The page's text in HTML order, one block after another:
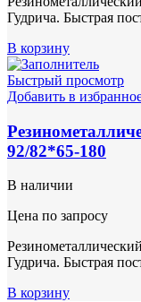
Гудрича. Быстрая
В корзину
Быстрый просмотр
Добавить в
92/82*65-180
В наличии
Цена по запросу
Гудрича. Быстрая
В корзину